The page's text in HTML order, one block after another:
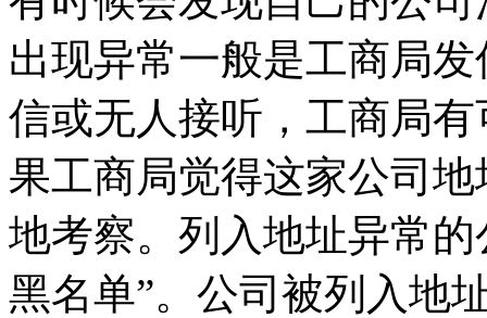
出现异常一般是工商局
信或无人接听，工商局
果工商局觉得这家公司
地考察。列入地址异常
黑名单”。公司被列入